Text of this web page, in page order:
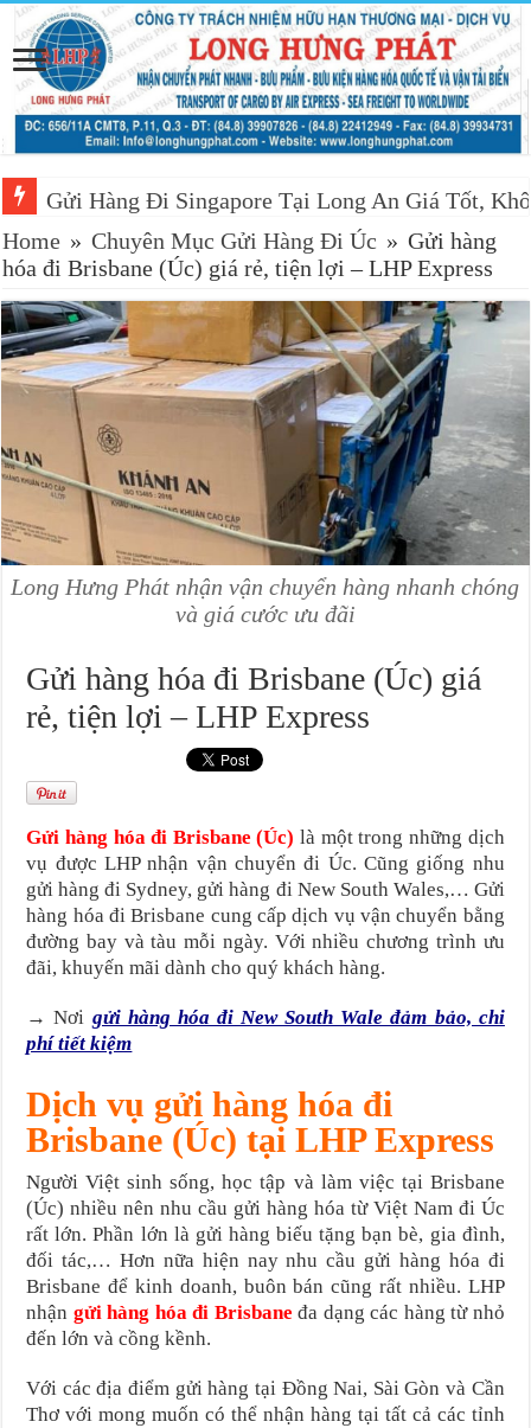
Gửi Hàng Đi Singapore Tại Long An Giá Tốt,
Home » Chuyên Mục Gửi Hàng Đi Úc » Gửi hàng
hóa đi Brisbane (Úc) giá rẻ, tiện lợi – LHP Express
Long Hưng Phát nhận vận chuyển hàng nhanh chóng
và giá cước ưu đãi
Gửi hàng hóa đi Brisbane (Úc) giá
rẻ, tiện lợi – LHP Express
Gửi hàng hóa đi Brisbane (Úc) là một trong những dịch
vụ được LHP nhận vận chuyển đi Úc. Cũng giống nhu
gửi hàng đi Sydney, gửi hàng đi New South Wales,… Gửi
hàng hóa đi Brisbane cung cấp dịch vụ vận chuyển bằng
đường bay và tàu mỗi ngày. Với nhiều chương trình ưu
đãi, khuyến mãi dành cho quý khách hàng.
→ Nơi gửi hàng hóa đi New South Wale đảm bảo, chi
phí tiết kiệm
Dịch vụ gửi hàng hóa đi
Brisbane (Úc) tại LHP Express
Người Việt sinh sống, học tập và làm việc tại Brisbane
(Úc) nhiều nên nhu cầu gửi hàng hóa từ Việt Nam đi Úc
rất lớn. Phần lớn là gửi hàng biếu tặng bạn bè, gia đình,
đối tác,… Hơn nữa hiện nay nhu cầu gửi hàng hóa đi
Brisbane để kinh doanh, buôn bán cũng rất nhiều. LHP
nhận gửi hàng hóa đi Brisbane đa dạng các hàng từ nhỏ
đến lớn và cồng kềnh.
Với các địa điểm gửi hàng tại Đồng Nai, Sài Gòn và Cần
Thơ với mong muốn có thể nhận hàng tại tất cả các tỉnh